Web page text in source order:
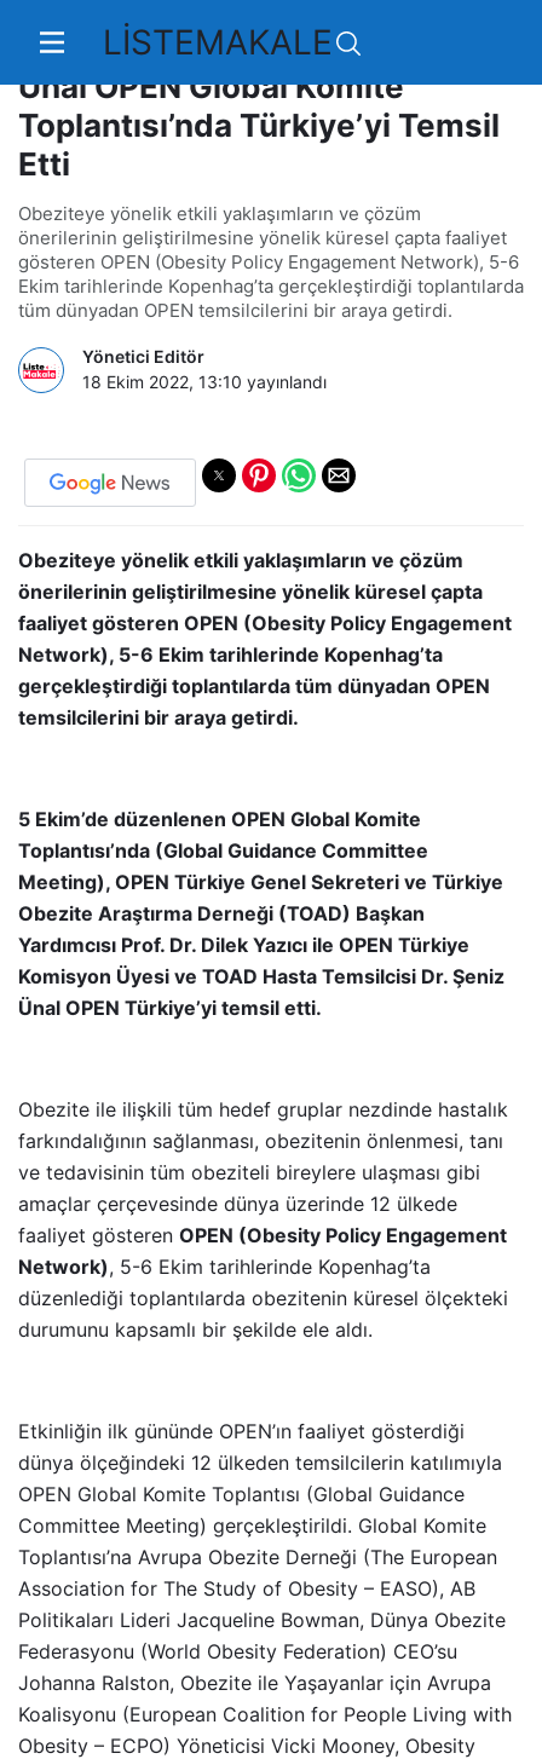
LİSTEMAKALE
Prof. Dr. Dilek Yazıcı ve Dr. Şeniz
Ünal OPEN Global Komite
Toplantısı’nda Türkiye’yi Temsil
Etti
Obeziteye yönelik etkili yaklaşımların ve çözüm
önerilerinin geliştirilmesine yönelik küresel çapta faaliyet
gösteren OPEN (Obesity Policy Engagement Network), 5-6
Ekim tarihlerinde Kopenhag’ta gerçekleştirdiği toplantılarda
tüm dünyadan OPEN temsilcilerini bir araya getirdi.
Yönetici Editör
18 Ekim 2022, 13:10 yayınlandı
Obeziteye yönelik etkili yaklaşımların ve çözüm
önerilerinin geliştirilmesine yönelik küresel çapta
faaliyet gösteren OPEN (Obesity Policy Engagement
Network), 5-6 Ekim tarihlerinde Kopenhag’ta
gerçekleştirdiği toplantılarda tüm dünyadan OPEN
temsilcilerini bir araya getirdi.
5 Ekim’de düzenlenen OPEN Global Komite
Toplantısı’nda (Global Guidance Committee
Meeting), OPEN Türkiye Genel Sekreteri ve Türkiye
Obezite Araştırma Derneği (TOAD) Başkan
Yardımcısı Prof. Dr. Dilek Yazıcı ile OPEN Türkiye
Komisyon Üyesi ve TOAD Hasta Temsilcisi Dr. Şeniz
Ünal OPEN Türkiye’yi temsil etti.
Obezite ile ilişkili tüm hedef gruplar nezdinde hastalık
farkındalığının sağlanması, obezitenin önlenmesi, tanı
ve tedavisinin tüm obeziteli bireylere ulaşması gibi
amaçlar çerçevesinde dünya üzerinde 12 ülkede
faaliyet gösteren OPEN (Obesity Policy Engagement
Network), 5-6 Ekim tarihlerinde Kopenhag’ta
düzenlediği toplantılarda obezitenin küresel ölçekteki
durumunu kapsamlı bir şekilde ele aldı.
Etkinliğin ilk gününde OPEN’ın faaliyet gösterdiği
dünya ölçeğindeki 12 ülkeden temsilcilerin katılımıyla
OPEN Global Komite Toplantısı (Global Guidance
Committee Meeting) gerçekleştirildi. Global Komite
Toplantısı’na Avrupa Obezite Derneği (The European
Association for The Study of Obesity – EASO), AB
Politikaları Lideri Jacqueline Bowman, Dünya Obezite
Federasyonu (World Obesity Federation) CEO’su
Johanna Ralston, Obezite ile Yaşayanlar için Avrupa
Koalisyonu (European Coalition for People Living with
Obesity – ECPO) Yöneticisi Vicki Mooney, Obesity